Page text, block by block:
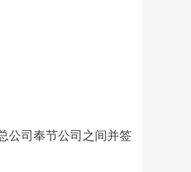
公司奉节公司之间并签